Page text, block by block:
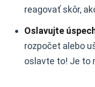
reagovať skôr,
Oslavujte
rozpočet alebo
oslavte to! Je to